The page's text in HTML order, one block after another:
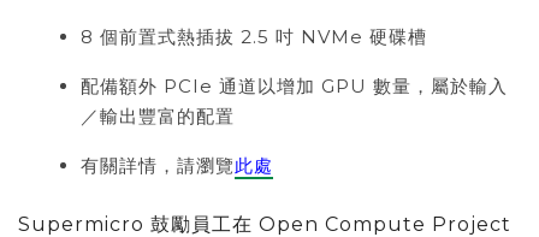
8 個前置式熱插拔 2.5 吋 NVMe 硬碟槽
配備額外 PCIe 通道以增加 GPU 數量，屬於輸入
／輸出豐富的配置
有關詳情，請瀏覽此處
Supermicro 鼓勵員工在 Open Compute Project